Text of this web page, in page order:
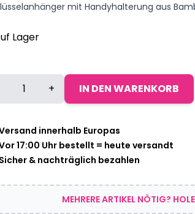
mit Handyhalterung aus
Lager
+ IN DEN WARENKORB
innerhalb Europas
17:00 Uhr bestellt = heute versandt
Sicher & nachträglich bezahlen
MEHRERE ARTIKEL NÖTIG?